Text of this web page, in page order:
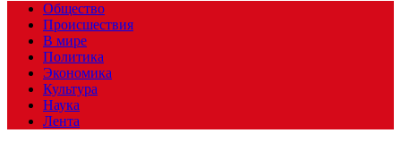
Общество
Происшествия
В мире
Политика
Экономика
Культура
Наука
Лента